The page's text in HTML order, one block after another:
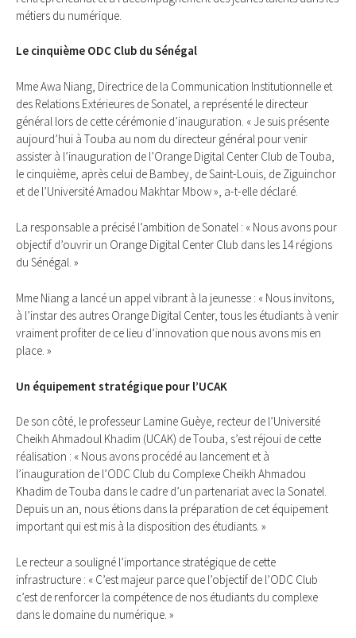
métiers du numérique.
Le cinquième ODC Club du Sénégal
Mme Awa Niang, Directrice de la Communication Institutionnelle et
des Relations Extérieures de Sonatel, a représenté le directeur
général lors de cette cérémonie d’inauguration. « Je suis présente
aujourd’hui à Touba au nom du directeur général pour venir
assister à l’inauguration de l’Orange Digital Center Club de Touba,
le cinquième, après celui de Bambey, de Saint-Louis, de Ziguinchor
et de l’Université Amadou Makhtar Mbow », a-t-elle déclaré.
La responsable a précisé l’ambition de Sonatel : « Nous avons pour
objectif d’ouvrir un Orange Digital Center Club dans les 14 régions
du Sénégal. »
Mme Niang a lancé un appel vibrant à la jeunesse : « Nous invitons,
à l’instar des autres Orange Digital Center, tous les étudiants à venir
vraiment profiter de ce lieu d’innovation que nous avons mis en
place. »
Un équipement stratégique pour l’UCAK
De son côté, le professeur Lamine Guèye, recteur de l’Université
Cheikh Ahmadoul Khadim (UCAK) de Touba, s’est réjoui de cette
réalisation : « Nous avons procédé au lancement et à
l’inauguration de l’ODC Club du Complexe Cheikh Ahmadou
Khadim de Touba dans le cadre d’un partenariat avec la Sonatel.
Depuis un an, nous étions dans la préparation de cet équipement
important qui est mis à la disposition des étudiants. »
Le recteur a souligné l’importance stratégique de cette
infrastructure : « C’est majeur parce que l’objectif de l’ODC Club
c’est de renforcer la compétence de nos étudiants du complexe
dans le domaine du numérique. »